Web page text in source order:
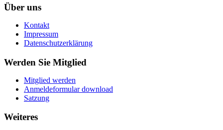
Über uns
Kontakt
Impressum
Datenschutzerklärung
Werden Sie Mitglied
Mitglied werden
Anmeldeformular download
Satzung
Weiteres